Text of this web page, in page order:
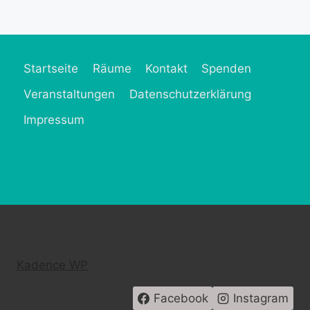
Startseite Räume Kontakt
Spenden
Veranstaltungen
Datenschutzerklärung
Impressum
Facebook Instagram